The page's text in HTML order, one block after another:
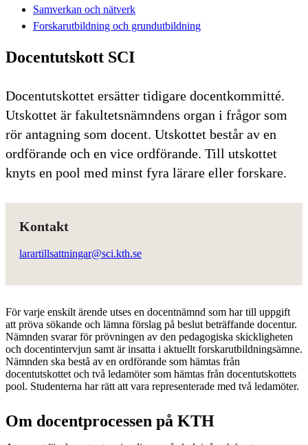
Samverkan och nätverk
Forskarutbildning och grundutbildning
Docentutskott SCI
Docentutskottet ersätter tidigare docentkommitté.
Utskottet är fakultetsnämndens organ i frågor som
rör antagning som docent. Utskottet består av en
ordförande och en vice ordförande. Till utskottet
knyts en pool med minst fyra lärare eller forskare.
Kontakt
larartillsattningar@sci.kth.se
För varje enskilt ärende utses en docentnämnd som har till uppgift
att pröva sökande och lämna förslag på beslut beträffande docentur.
Nämnden svarar för prövningen av den pedagogiska skickligheten
och docentintervjun samt är insatta i aktuellt forskarutbildningsämne.
Nämnden ska bestå av en ordförande som hämtas från
docentutskottet och två ledamöter som hämtas från docentutskottets
pool. Studenterna har rätt att vara representerade med två ledamöter.
Om docentprocessen på KTH